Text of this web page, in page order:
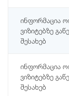
ინფორმაცია
ვიზიტებზე
შესახებ
ინფორმაცია
ვიზიტებზე
შესახებ